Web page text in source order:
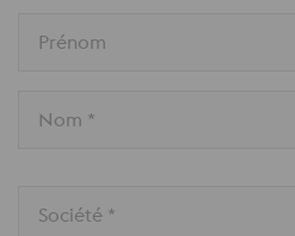
Prénom
Nom *
Société *